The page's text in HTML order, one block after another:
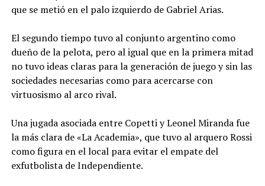
que se metió en el palo izquierdo de Gabriel Arias.
El segundo tiempo tuvo al conjunto argentino como
dueño de la pelota, pero al igual que en la primera mitad
no tuvo ideas claras para la generación de juego y sin las
sociedades necesarias como para acercarse con
virtuosismo al arco rival.
Una jugada asociada entre Copetti y Leonel Miranda fue
la más clara de «La Academia», que tuvo al arquero Rossi
como figura en el local para evitar el empate del
exfutbolista de Independiente.